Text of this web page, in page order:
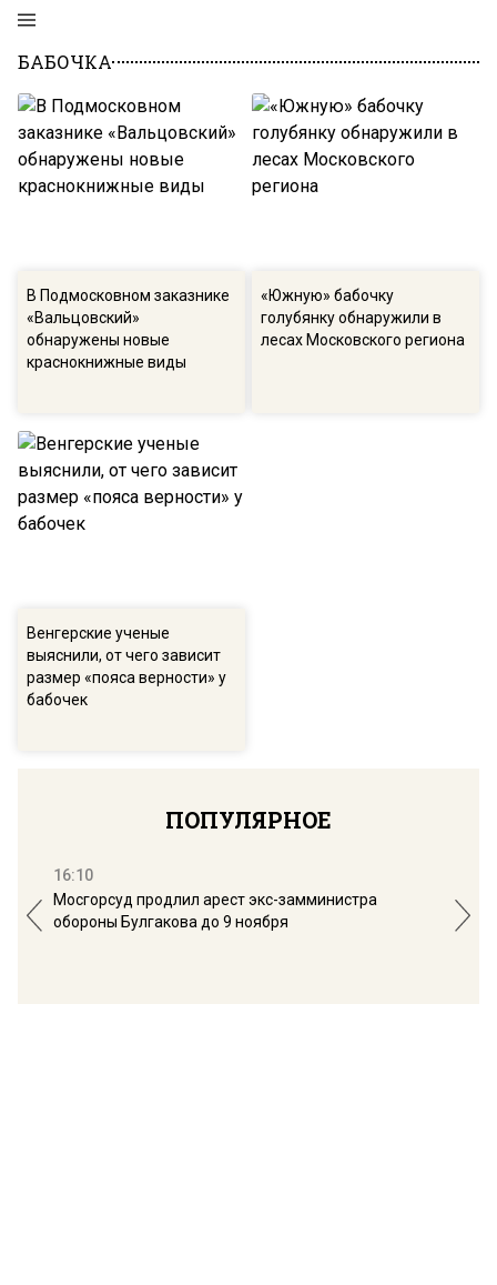
БАБОЧКА
В Подмосковном заказнике
«Вальцовский»
обнаружены новые
краснокнижные виды
«Южную» бабочку
голубянку обнаружили в
лесах Московского региона
Венгерские ученые
выяснили, от чего зависит
размер «пояса верности» у
бабочек
ПОПУЛЯРНОЕ
16:10
Мосгорсуд продлил арест экс-замминистра
обороны Булгакова до 9 ноября